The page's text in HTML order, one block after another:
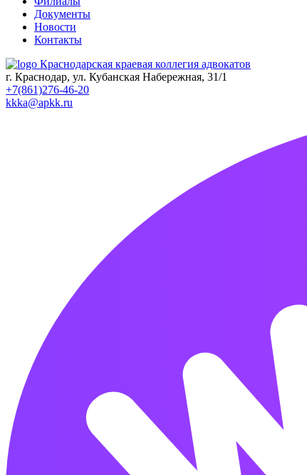
Документы
Новости
Контакты
Краснодарская краевая коллегия адвокатов
г. Краснодар, ул. Кубанская Набережная, 31/1
+7(861)276-46-20
kkka@apkk.ru